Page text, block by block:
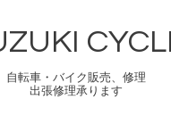
自転車・バイク販売、修理
出張修理承ります